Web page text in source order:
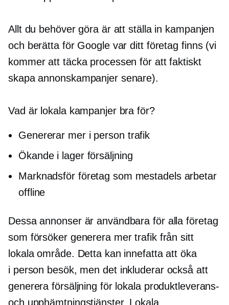
Allt du behöver göra är att ställa in kampanjen
och berätta för Google var ditt företag finns (vi
kommer att täcka processen för att faktiskt
skapa annonskampanjer senare).
Vad är lokala kampanjer bra för?
Genererar mer i person trafik
Ökande i lagerförsäljning
Marknadsför företag som mestadels arbetar
offline
Dessa annonser är användbara för alla företag
som försöker generera mer trafik från sitt
lokala område. Detta kan innefatta att öka
i person besök, men det inkluderar också att
generera försäljning för lokala produktleverans-
och upphämtningstjänster. Lokala